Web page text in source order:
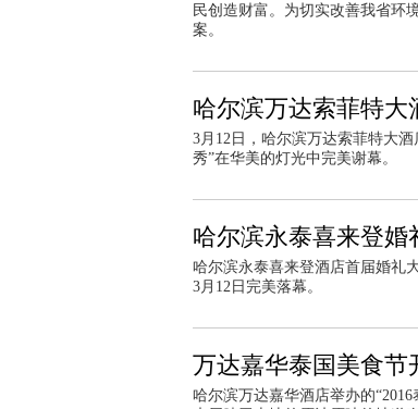
民创造财富。为切实改善我省环
案。
哈尔滨万达索菲特大
3月12日，哈尔滨万达索菲特大
秀”在华美的灯光中完美谢幕。
哈尔滨永泰喜来登婚
哈尔滨永泰喜来登酒店首届婚礼
3月12日完美落幕。
万达嘉华泰国美食节
哈尔滨万达嘉华酒店举办的